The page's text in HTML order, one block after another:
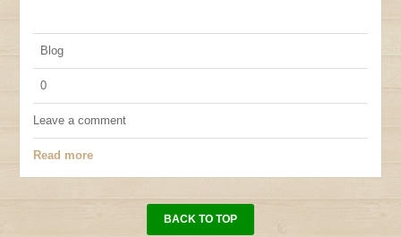
Blog
0
Leave a comment
Read more
BACK TO TOP